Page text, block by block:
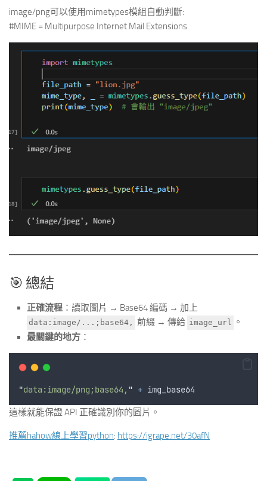
image/png可以使用mimetypes模組自動判斷:
#MIME = Multipurpose Internet Mail Extensions
🎯 總結
正確流程 ：讀取圖片 → Base64 編碼 → 加上
data:image/...;base64, 前綴 → 傳給 image_url 。
最關鍵的地方 ：
"data:image/png;base64, " + img_base64
這樣就能保證 API 正確識別你的圖片。
推薦hahow線上學習python: https://igrape.net/30afN